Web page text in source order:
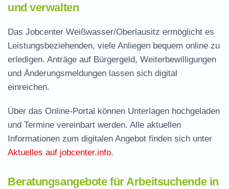
und verwalten
Das Jobcenter Weißwasser/Oberlausitz ermöglicht es
Leistungsbeziehenden, viele Anliegen bequem online zu
erledigen. Anträge auf Bürgergeld, Weiterbewilligungen
und Änderungsmeldungen lassen sich digital
einreichen.
Über das Online-Portal können Unterlagen hochgeladen
und Termine vereinbart werden. Alle aktuellen
Informationen zum digitalen Angebot finden sich unter
Aktuelles auf jobcenter.info.
Beratungsangebote für Arbeitsuchende in